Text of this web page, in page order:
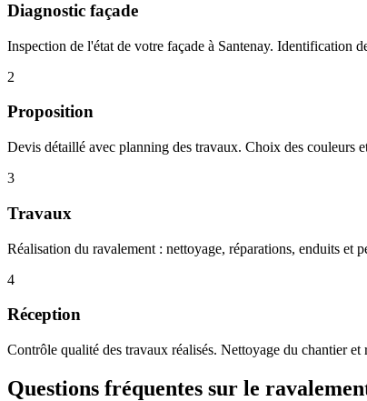
Diagnostic façade
Inspection de l'état de votre façade à Santenay. Identification
2
Proposition
Devis détaillé avec planning des travaux. Choix des couleurs
3
Travaux
Réalisation du ravalement : nettoyage, réparations, enduits et
4
Réception
Contrôle qualité des travaux réalisés. Nettoyage du chantier et
Questions fréquentes sur le